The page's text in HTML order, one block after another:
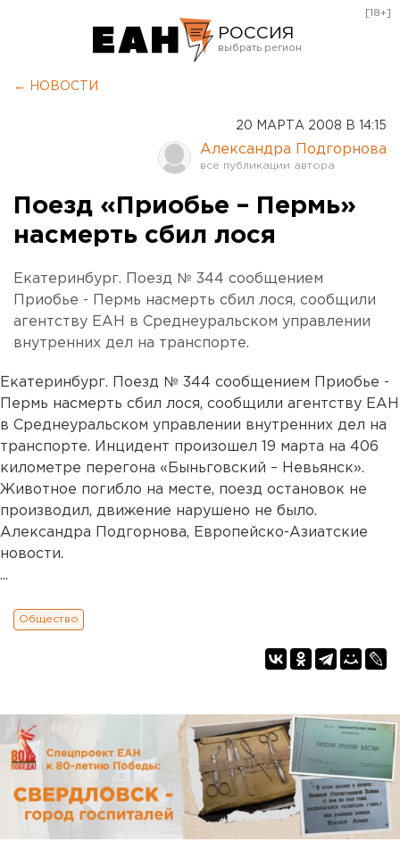
РОССИЯ
Оренбург
[18+]
← НОВОСТИ
20 МАРТА 2008 В 14:15
Александра Подгорнова
Поезд «Приобье – Пермь»
насмерть сбил лося
Екатеринбург. Поезд № 344 сообщением
Приобье - Пермь насмерть сбил лося, сообщили
агентству ЕАН в Среднеуральском управлении
внутренних дел на транспорте.
Екатеринбург. Поезд № 344 сообщением Приобье -
Пермь насмерть сбил лося, сообщили агентству ЕАН
в Среднеуральском управлении внутренних дел на
транспорте. Инцидент произошел 19 марта на 406
километре перегона «Быньговский – Невьянск».
Животное погибло на месте, поезд остановок не
производил, движение нарушено не было.
Александра Подгорнова, Европейско-Азиатские
новости.
...
Общество